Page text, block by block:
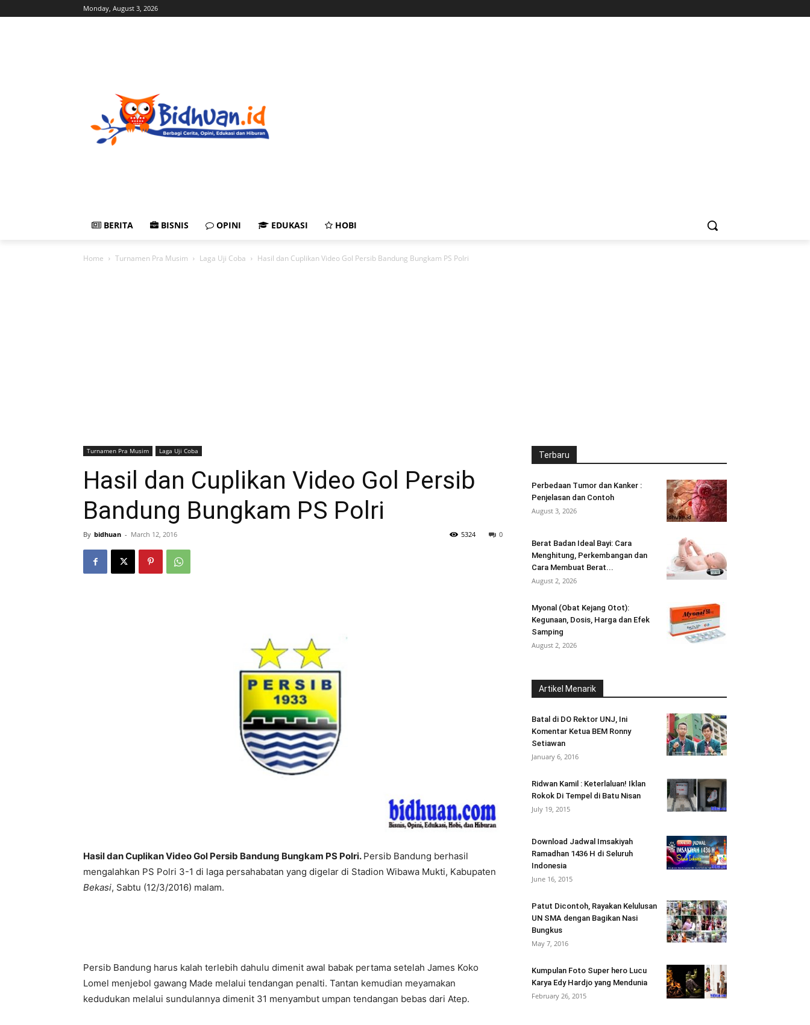
Monday, August 3, 2026
BERITA BISNIS OPINI EDUKASI HOBI
Home Turnamen Pra Musim Laga Uji Coba Hasil dan Cuplikan Video Gol Persib Bandung Bungkam PS Polri
Turnamen Pra Musim Laga Uji Coba
Hasil dan Cuplikan Video Gol Persib
Bandung Bungkam PS Polri
By bidhuan - March 12, 2016 0
5324
Hasil dan Cuplikan Video Gol Persib Bandung Bungkam PS Polri. Persib Bandung berhasil
mengalahkan PS Polri 3-1 di laga persahabatan yang digelar di Stadion Wibawa Mukti, Kabupaten
Bekasi, Sabtu (12/3/2016) malam.
Persib Bandung harus kalah terlebih dahulu dimenit awal babak pertama setelah James Koko
Lomel menjebol gawang Made melalui tendangan penalti. Tantan kemudian meyamakan
kedudukan melalui sundulannya dimenit 31 menyambut umpan tendangan bebas dari Atep.
Terbaru
Perbedaan Tumor dan Kanker :
Penjelasan dan Contoh
August 3, 2026
Berat Badan Ideal Bayi: Cara
Menghitung, Perkembangan dan
Cara Membuat Berat...
August 2, 2026
Myonal (Obat Kejang Otot):
Kegunaan, Dosis, Harga dan Efek
Samping
August 2, 2026
Artikel Menarik
Batal di DO Rektor UNJ, Ini
Komentar Ketua BEM Ronny
Setiawan
January 6, 2016
Ridwan Kamil : Keterlaluan! Iklan
Rokok Di Tempel di Batu Nisan
July 19, 2015
Download Jadwal Imsakiyah
Ramadhan 1436 H di Seluruh
Indonesia
June 16, 2015
Patut Dicontoh, Rayakan Kelulusan
UN SMA dengan Bagikan Nasi
Bungkus
May 7, 2016
Kumpulan Foto Super hero Lucu
Karya Edy Hardjo yang Mendunia
February 26, 2015